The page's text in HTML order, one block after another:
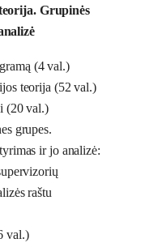
Grupinės
(4 val.)
teorija (52 val.)
(20 val.)
grupes.
ir jo analizė:
raštu
val.)